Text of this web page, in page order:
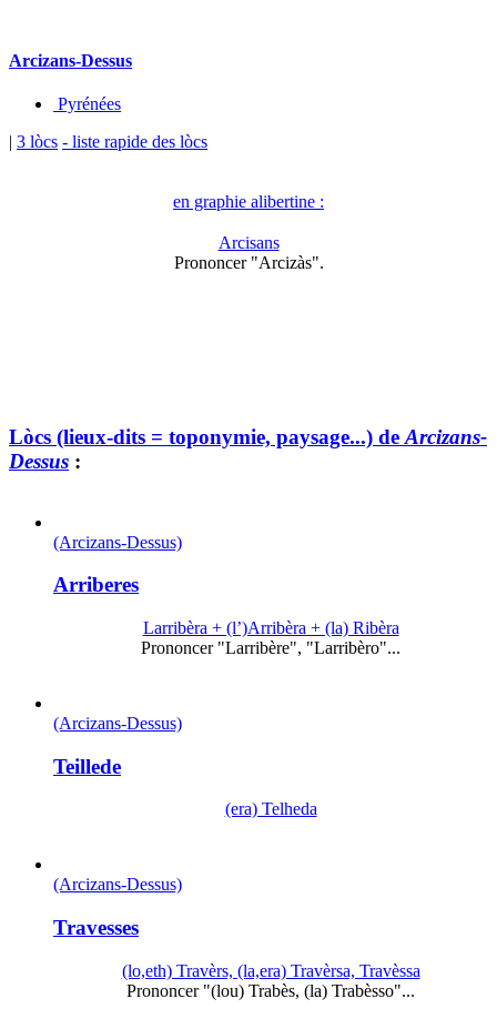
Arcizans-Dessus
Pyrénées
| 3 lòcs - liste rapide des lòcs
en graphie alibertine :
Arcisans
Prononcer "Arcizàs".
Lòcs (lieux-dits = toponymie, paysage...) de Arcizans-
Dessus :
(Arcizans-Dessus)
Arriberes
Larribèra + (l’)Arribèra + (la) Ribèra
Prononcer "Larribère", "Larribèro"...
(Arcizans-Dessus)
Teillede
(era) Telheda
(Arcizans-Dessus)
Travesses
(lo,eth) Travèrs, (la,era) Travèrsa, Travèssa
Prononcer "(lou) Trabès, (la) Trabèsso"...